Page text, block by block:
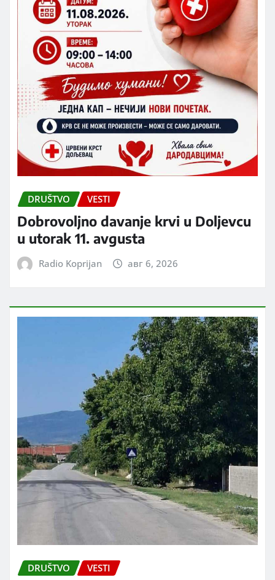
DRUŠTVO VESTI
Dobrovoljno davanje krvi u Doljevcu
u utorak 11. avgusta
Radio Koprijan авг 6, 2026
DRUŠTVO VESTI